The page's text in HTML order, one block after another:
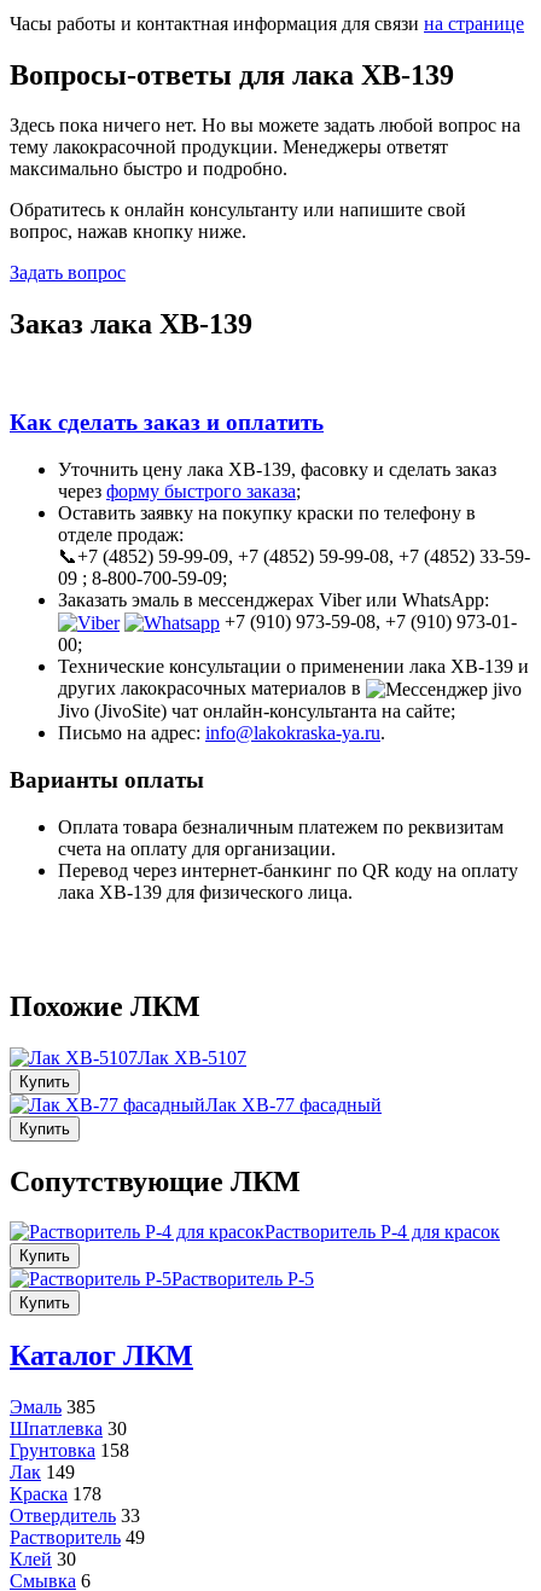
Часы работы и контактная информация для связи на странице
Вопросы-ответы для лака ХВ-139
Здесь пока ничего нет. Но вы можете задать любой вопрос на
тему лакокрасочной продукции. Менеджеры ответят
максимально быстро и подробно.
Обратитесь к онлайн консультанту или напишите свой
вопрос, нажав кнопку ниже.
Задать вопрос
Заказ лака ХВ-139
Как сделать заказ и оплатить
Уточнить цену лака ХВ-139, фасовку и сделать заказ
через форму быстрого заказа;
Оставить заявку на покупку краски по телефону в
отделе продаж:
📞+7 (4852) 59-99-09, +7 (4852) 59-99-08, +7 (4852) 33-59-
09 ; 8-800-700-59-09;
Заказать эмаль в мессенджерах Viber или WhatsApp:
+7 (910) 973-59-08, +7 (910) 973-01-
00;
Технические консультации о применении лака ХВ-139 и
других лакокрасочных материалов в
Jivo (JivoSite) чат онлайн-консультанта на сайте;
Письмо на адрес: info@lakokraska-ya.ru.
Варианты оплаты
Оплата товара безналичным платежем по реквизитам
счета на оплату для организации.
Перевод через интернет-банкинг по QR коду на оплату
лака ХВ-139 для физического лица.
Похожие ЛКМ
Лак ХВ-5107
Купить
Лак ХВ-77 фасадный
Купить
Сопутствующие ЛКМ
Растворитель Р-4 для красок
Купить
Растворитель Р-5
Купить
Каталог ЛКМ
Эмаль 385
Шпатлевка 30
Грунтовка 158
Лак 149
Краска 178
Отвердитель 33
Растворитель 49
Клей 30
Смывка 6